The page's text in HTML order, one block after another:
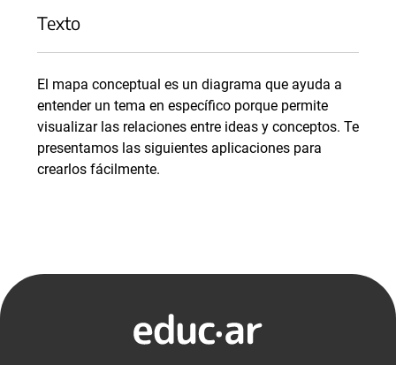
Texto
El mapa conceptual es un diagrama que ayuda a
entender un tema en específico porque permite
visualizar las relaciones entre ideas y conceptos. Te
presentamos las siguientes aplicaciones para
crearlos fácilmente.